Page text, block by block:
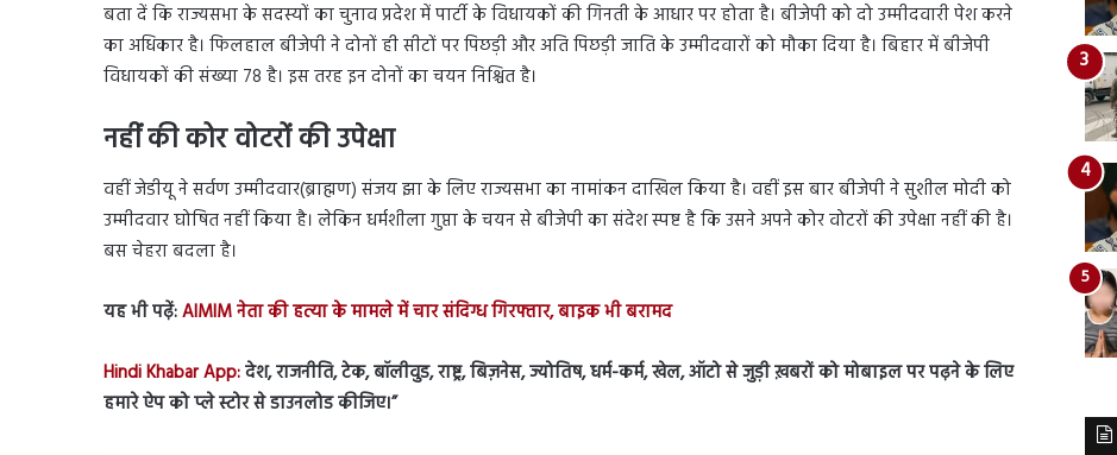
बता दें कि राज्यसभा के सदस्यों का चुनाव प्रदेश में पार्टी के विधायकों की गिनती के आधार पर होता है। बीजेपी को दो उम्मीदवारी पेश करने
का अधिकार है। फिलहाल बीजेपी ने दोनों ही सीटों पर पिछड़ी और अति पिछड़ी जाति के उम्मीदवारों को मौका दिया है। बिहार में बीजेपी
विधायकों की संख्या 78 है। इस तरह इन दोनों का चयन निश्चित है।
नहीं की कोर वोटरों की उपेक्षा
वहीं जेडीयू ने सर्वण उम्मीदवार(ब्राह्मण) संजय झा के लिए राज्यसभा का नामांकन दाखिल किया है। वहीं इस बार बीजेपी ने सुशील मोदी को
उम्मीदवार घोषित नहीं किया है। लेकिन धर्मशीला गुप्ता के चयन से बीजेपी का संदेश स्पष्ट है कि उसने अपने कोर वोटरों की उपेक्षा नहीं की है।
बस चेहरा बदला है।
यह भी पढ़ें:AIMIM नेता की हत्या के मामले में चार संदिग्ध गिरफ्तार, बाइक भी बरामद
Hindi Khabar App:देश, राजनीति, टेक, बॉलीवुड, राष्ट्र, बिज़नेस, ज्योतिष, धर्म-कर्म, खेल, ऑटो से जुड़ी ख़बरों को मोबाइल पर पढ़ने के लिए
हमारे ऐप को प्ले स्टोर से डाउनलोड कीजिए।”